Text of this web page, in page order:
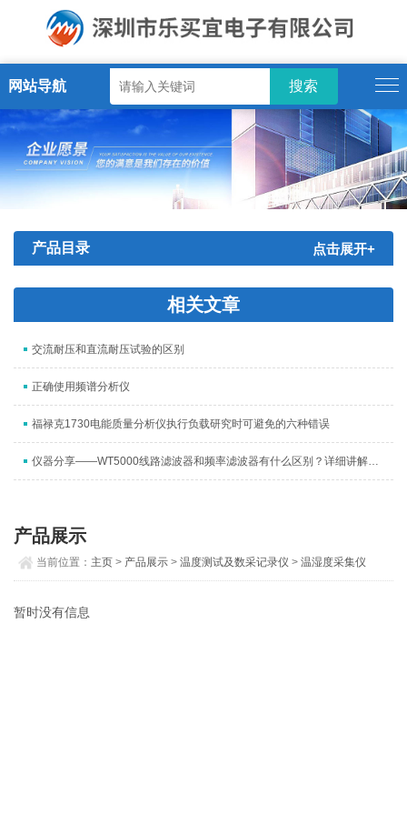
网站导航
产品目录 点击展开+
相关文章
交流耐压和直流耐压试验的区别
正确使用频谱分析仪
福禄克1730电能质量分析仪执行负载研究时可避免的六种错误
仪器分享——WT5000线路滤波器和频率滤波器有什么区别？详细讲解来啦
产品展示
当前位置： 主页 > 产品展示 >温度测试及数采记录仪 >温湿度采集仪
暂时没有信息